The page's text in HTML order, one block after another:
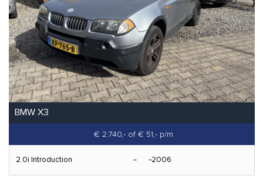
BMW X3
€ 2.740,- of € 51,- p/m
2.0i Introduction 2006